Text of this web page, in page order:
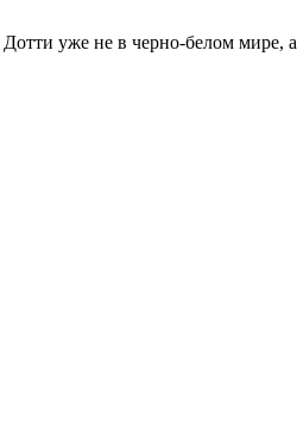
уже не в черно-белом мире,